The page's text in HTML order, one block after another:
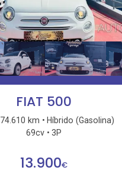
FIAT 500
74.610 km
Híbrido (Gasolina)
69cv
3P
13.900€